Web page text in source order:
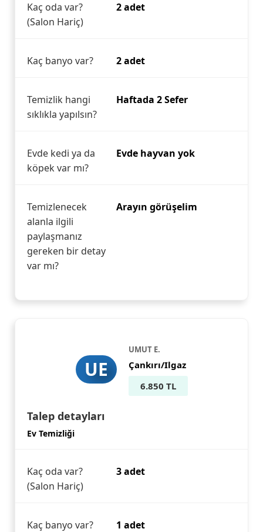
Kaç oda var?
(Salon Hariç)
2 adet
Kaç banyo var? 2 adet
Temizlik hangi
sıklıkla yapılsın?
Haftada 2 Sefer
Evde kedi ya da
köpek var mı?
Evde hayvan yok
Temizlenecek
alanla ilgili
paylaşmanız
gereken bir detay
var mı?
Arayın görüşelim
UE
UMUT E.
Çankırı/Ilgaz
6.850 TL
Talep detayları
Ev Temizliği
Kaç oda var?
(Salon Hariç)
3 adet
Kaç banyo var? 1 adet